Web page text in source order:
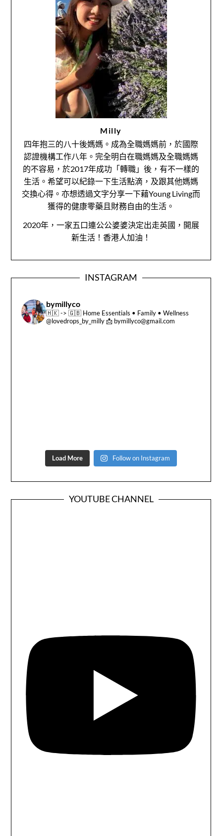
Milly
四年抱三的八十後媽媽。成為全職媽媽前，於國際
認證機構工作八年。完全明白在職媽媽及全職媽媽
的不容易，於2017年成功「轉職」後，有不一樣的
生活。希望可以紀錄一下生活點滴，及跟其他媽媽
交換心得。亦想透過文字分享一下藉Young Living而
獲得的健康零藥且財務自由的生活。
2020年，一家五口連公公婆婆決定出走英國，開展
新生活！香港人加油！
INSTAGRAM
bymillyco
🇭🇰 -> 🇬🇧 Home Essentials • Family • Wellness
@lovedrops_by_milly📩 bymillyco@gmail.com
Load More Follow on Instagram
YOUTUBE CHANNEL